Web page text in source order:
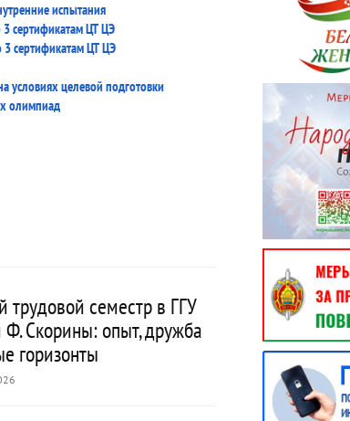
испытания
сертификатам ЦТ ЦЭ
сертификатам ЦТ ЦЭ
условиях целевой подготовки
олимпиад
трудовой семестр в ГГУ
Скорины: опыт, дружба
горизонты